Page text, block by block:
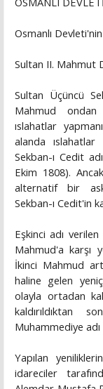
Osmanlı
Sultan II. Mahmut
Sultan Üçüncü
Mahmud ondan
ıslahatlar
alanda
Sekban-ı Cedit
Ekim 1808).
alternatif bir
Sekban-ı Cedit'in
Eşkinci adı
Mahmud'a karşı
İkinci Mahmud
haline gelen
olayla ortadan
kaldırıldıktan
Muhammediye
Yapılan
idareciler